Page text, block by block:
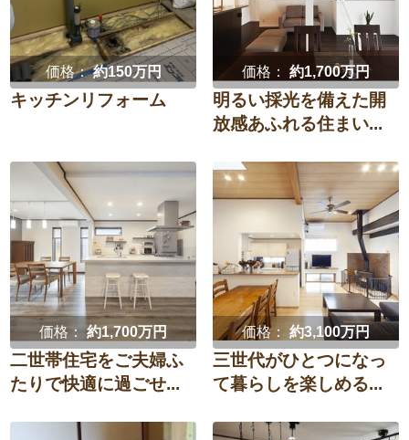
決定
価格：約150万円
キッチンリフォーム
価格： 約1,700万円
明るい採光を備えた開
放感あふれる住まい...
価格：約1,700万円
二世帯住宅をご夫婦ふ
たりで快適に過ごせ...
価格： 約3,100万円
三世代がひとつになっ
て暮らしを楽しめる...